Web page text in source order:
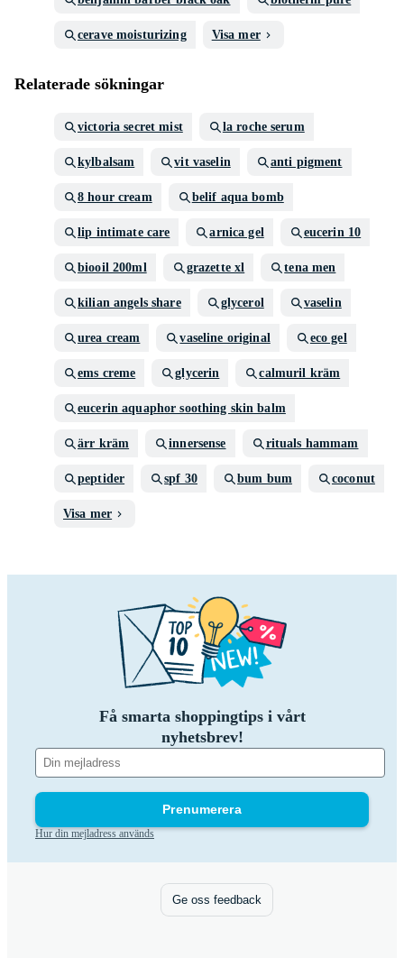
cerave moisturizing Visa mer
Relaterade sökningar
victoria secret mist la roche serum
kylbalsam vit vaselin anti pigment
8 hour cream belif aqua bomb
lip intimate care arnica gel eucerin 10
biooil 200ml grazette xl tena men
kilian angels share glycerol vaselin
urea cream vaseline original eco gel
ems creme glycerin calmuril kräm
eucerin aquaphor soothing skin balm
ärr kräm innersense rituals hammam
peptider spf 30 bum bum coconut
Visa mer
Få smarta shoppingtips i vårt
nyhetsbrev!
Prenumerera
Hur din mejladress används
Ge oss feedback